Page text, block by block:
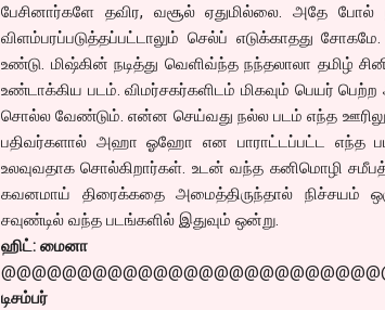
பேசினார்களே தவிர, வசூல் ஏதுமில்லை. அதே போல்
விளம்பரப்படுத்தப்பட்டாலும் செல்ப் எடுக்காதது
உண்டு. மிஷ்கின் நடித்து வெளிவ்ந்த நந்தலாலா தமிழ்
உண்டாக்கிய படம். விமர்சகர்களிடம் மிகவும் பெயர்
சொல்ல வேண்டும். என்ன செய்வது நல்ல படம் எந்த ஊரிலும்
பதிவர்களால் அஹா ஓஹோ என பாராட்டப்பட்ட எந்த
உலவுவதாக சொல்கிறார்கள். உடன் வந்த கனிமொழி
கவனமாய் திரைக்கதை அமைத்திருந்தால் நிச்சயம்
சவுண்டில் வந்த படங்களில் இதுவும் ஒன்று.
ஹிட்: மைனா
டிசம்பர்